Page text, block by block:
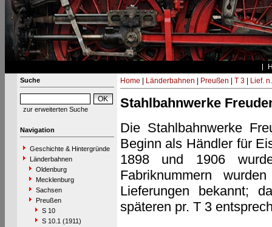
Suche
zur erweiterten Suche
Navigation
Geschichte & Hintergründe
Länderbahnen
Oldenburg
Mecklenburg
Sachsen
Preußen
S 10
S 10.1 (1911)
Home Länderbahnen Preußen T 3| Lief.
Stahlbahnwerke
Die Stahlbahnwerke
Beginn als Händler für
1898 und 1906
Fabriknummern
Lieferungen bekannt;
späteren pr. T 3